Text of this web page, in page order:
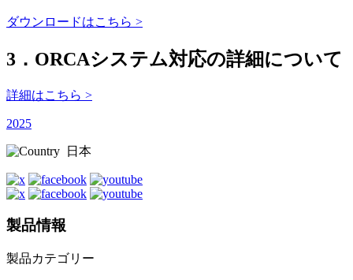
ダウンロードはこちら >
3．ORCAシステム対応の詳細について
詳細はこちら >
2025
日本
製品情報
製品カテゴリー